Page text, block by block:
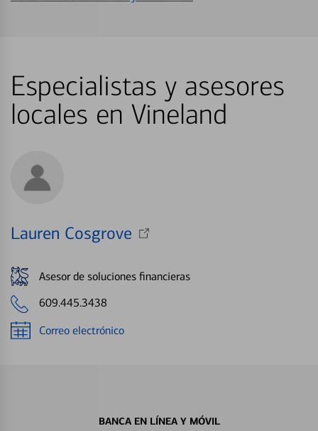
Especialistas y asesores
locales en Vineland
Lauren Cosgrove
Asesor de soluciones financieras
609.445.3438
Correo electrónico
BANCA EN LÍNEA Y MÓVIL